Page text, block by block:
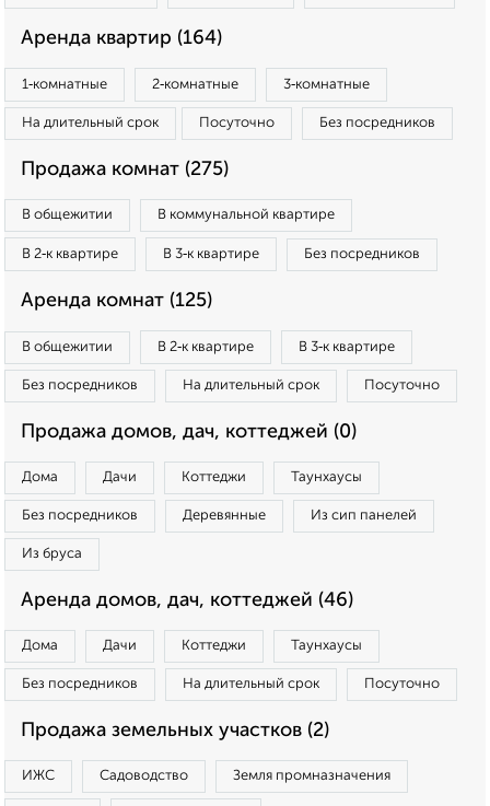
Аренда квартир (164)
1‑комнатные 2‑комнатные 3‑комнатные
На длительный срок Посуточно Без посредников
Продажа комнат (275)
В общежитии В коммунальной квартире
В 2‑к квартире В 3‑к квартире Без посредников
Аренда комнат (125)
В общежитии В 2‑к квартире В 3‑к квартире
Без посредников На длительный срок Посуточно
Продажа домов, дач, коттеджей (0)
Дома Дачи Коттеджи Таунхаусы
Без посредников Деревянные Из сип панелей
Из бруса
Аренда домов, дач, коттеджей (46)
Дома Дачи Коттеджи Таунхаусы
Без посредников На длительный срок Посуточно
Продажа земельных участков (2)
ИЖС Садоводство Земля промназначения